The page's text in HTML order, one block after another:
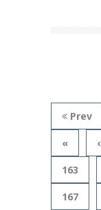
Prev
« ‹
163
167